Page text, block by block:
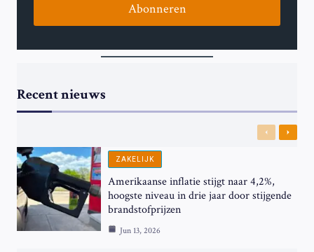
Abonneren
Recent nieuws
Previous
Next
ZAKELIJK
Amerikaanse inflatie stijgt naar 4,2%,
hoogste niveau in drie jaar door stijgende
brandstofprijzen
Jun 13, 2026